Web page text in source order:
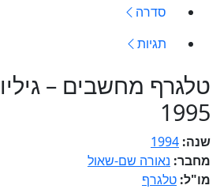
סדרה
תגיות
טלגרף מחשבים –
1995
שנה: 1994
מחבר: נאורה שם-שאול
מו"ל: טלגרף